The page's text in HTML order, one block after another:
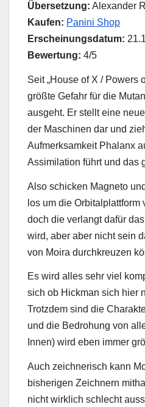
Übersetzung: Alexander
Kaufen: Panini Shop
Erscheinungsdatum:
Bewertung: 4/5
Seit „House of X / Powers
größte Gefahr für die
ausgeht. Er stellt eine
der Maschinen dar und
Aufmerksamkeit Phalanx
Assimilation führt und das
Also schicken Magneto
los um die Orbitalplattform
doch die verlangt dafür
wird, aber aber nicht sein
von Moira durchkreuzen
Es wird alles sehr viel
sich ob Hickman sich hier
Trotzdem sind die
und die Bedrohung von
Innen) wird eben immer
Auch zeichnerisch kann
bisherigen Zeichnern
nicht wirklich schlecht